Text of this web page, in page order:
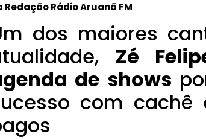
Redação Rádio Aruanã FM
dos maiores
Zé
de shows
com